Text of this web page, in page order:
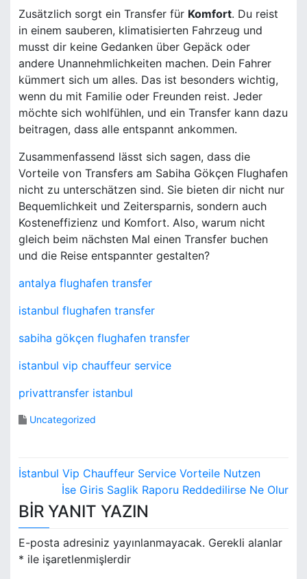
Zusätzlich sorgt ein Transfer für Komfort. Du reist
in einem sauberen, klimatisierten Fahrzeug und
musst dir keine Gedanken über Gepäck oder
andere Unannehmlichkeiten machen. Dein Fahrer
kümmert sich um alles. Das ist besonders wichtig,
wenn du mit Familie oder Freunden reist. Jeder
möchte sich wohlfühlen, und ein Transfer kann dazu
beitragen, dass alle entspannt ankommen.
Zusammenfassend lässt sich sagen, dass die
Vorteile von Transfers am Sabiha Gökçen Flughafen
nicht zu unterschätzen sind. Sie bieten dir nicht nur
Bequemlichkeit und Zeitersparnis, sondern auch
Kosteneffizienz und Komfort. Also, warum nicht
gleich beim nächsten Mal einen Transfer buchen
und die Reise entspannter gestalten?
antalya flughafen transfer
istanbul flughafen transfer
sabiha gökçen flughafen transfer
istanbul vip chauffeur service
privattransfer istanbul
Uncategorized
Y
z
ı
İstanbul Vip Chauffeur Service Vorteile Nutzen
İse Giris Saglik Raporu Reddedilirse Ne Olur
BIR YANIT YAZIN
E-posta adresiniz yayınlanmayacak. Gerekli alanlar
* ile işaretlenmişlerdir